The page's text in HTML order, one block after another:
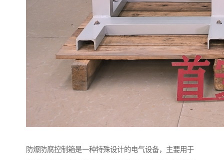
防爆防腐控制箱是一种特殊设计的电气设备，主要用于